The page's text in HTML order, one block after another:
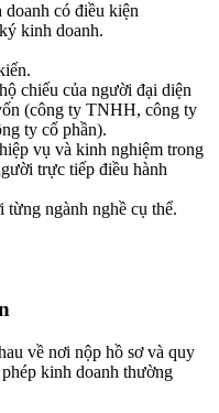
có điều kiện
kinh doanh.
chiếu của người đại diện
(công ty TNHH, công ty
ty cổ phần).
vụ và kinh nghiệm trong
trực tiếp điều hành
ngành nghề cụ thể.
về nơi nộp hồ sơ và quy
kinh doanh thường